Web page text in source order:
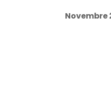
Novembre